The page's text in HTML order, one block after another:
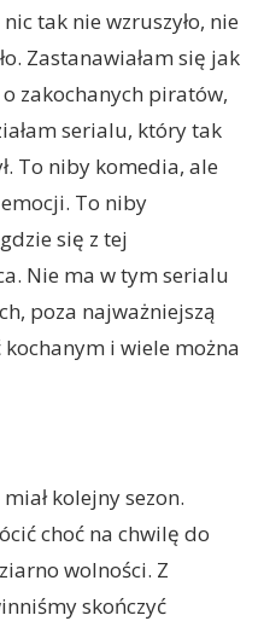
tak nie wzruszyło, nie
Zastanawiałam się jak
zakochanych piratów,
serialu, który tak
To niby komedia, ale
To niby
się z tej
Nie ma w tym serialu
poza najważniejszą
i wiele można
kolejny sezon.
choć na chwilę do
wolności. Z
skończyć